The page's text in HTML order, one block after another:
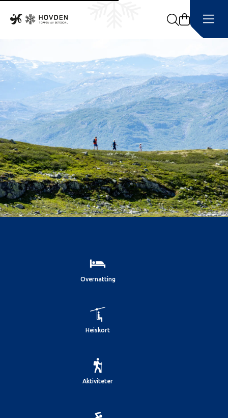
Search
Overnatting
Heiskort
Aktiviteter